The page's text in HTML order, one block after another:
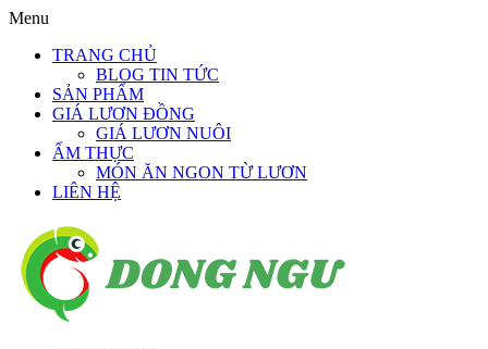
Menu
TRANG CHỦ
BLOG TIN TỨC
SẢN PHẨM
GIÁ LƯƠN ĐỒNG
GIÁ LƯƠN NUÔI
ẨM THỰC
MÓN ĂN NGON TỪ LƯƠN
LIÊN HỆ